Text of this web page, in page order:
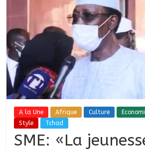
A la Une Afrique Culture
Style
Tchad
SME: «La